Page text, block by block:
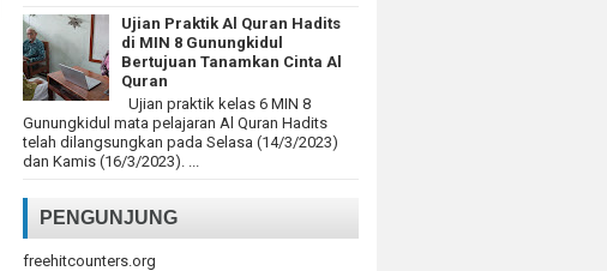
Ujian Praktik Al Quran Hadits
di MIN 8 Gunungkidul
Bertujuan Tanamkan Cinta Al
Quran
Ujian praktik kelas 6 MIN 8
Gunungkidul mata pelajaran Al Quran Hadits
telah dilangsungkan pada Selasa (14/3/2023)
dan Kamis (16/3/2023). ...
PENGUNJUNG
freehitcounters.org